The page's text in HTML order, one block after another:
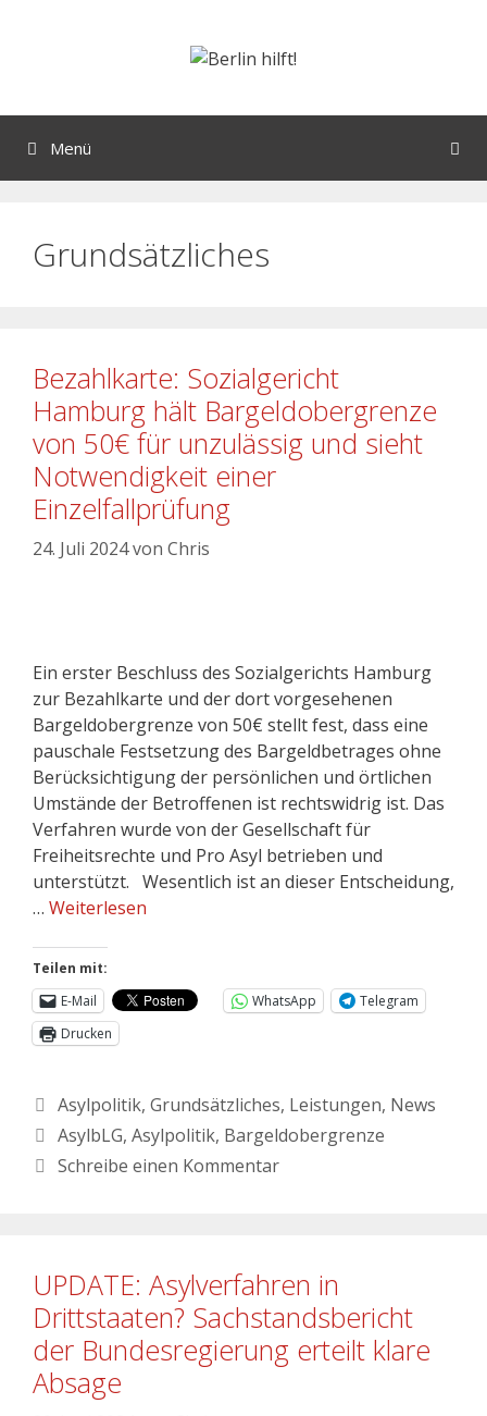
Menü
Grundsätzliches
Bezahlkarte: Sozialgericht
Hamburg hält Bargeldobergrenze
von 50€ für unzulässig und sieht
Notwendigkeit einer
Einzelfallprüfung
24. Juli 2024von Chris
Ein erster Beschluss des Sozialgerichts Hamburg
zur Bezahlkarte und der dort vorgesehenen
Bargeldobergrenze von 50€ stellt fest, dass eine
pauschale Festsetzung des Bargeldbetrages ohne
Berücksichtigung der persönlichen und örtlichen
Umstände der Betroffenen ist rechtswidrig ist. Das
Verfahren wurde von der Gesellschaft für
Freiheitsrechte und Pro Asyl betrieben und
unterstützt. Wesentlich ist an dieser Entscheidung,
… Weiterlesen
Teilen mit:
E-Mail
WhatsApp
Telegram
Drucken
Asylpolitik, Grundsätzliches, Leistungen, News
AsylbLG, Asylpolitik, Bargeldobergrenze
Schreibe einen Kommentar
UPDATE: Asylverfahren in
Drittstaaten? Sachstandsbericht
der Bundesregierung erteilt klare
Absage